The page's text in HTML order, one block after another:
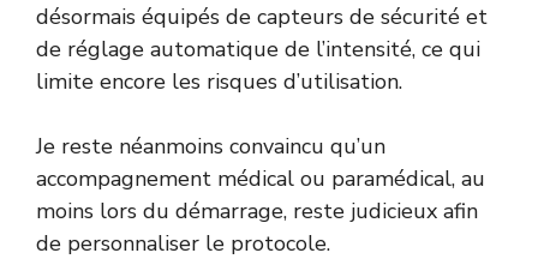
désormais équipés de capteurs de sécurité et
de réglage automatique de l’intensité, ce qui
limite encore les risques d’utilisation.
Je reste néanmoins convaincu qu’un
accompagnement médical ou paramédical, au
moins lors du démarrage, reste judicieux afin
de personnaliser le protocole.